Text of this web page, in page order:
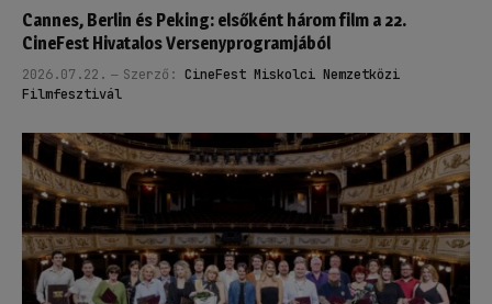
Cannes, Berlin és Peking: elsőként három film a 22.
CineFest Hivatalos Versenyprogramjából
2026.07.22. Szerző: CineFest Miskolci Nemzetközi
Filmfesztivál